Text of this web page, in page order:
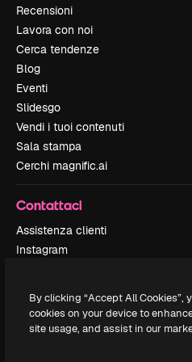
Recensioni
Lavora con noi
Cerca tendenze
Blog
Eventi
Slidesgo
Vendi i tuoi contenuti
Sala stampa
Cerchi magnific.ai
Contattaci
Assistenza clienti
Instagram
TikTok
Discord
By clicking “Accept All Cookies”,
cookies on your device to
site usage, and assist in our